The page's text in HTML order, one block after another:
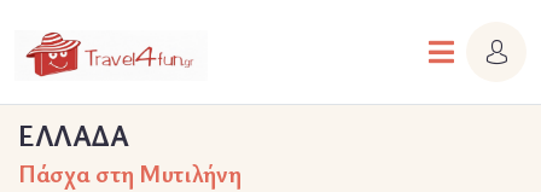
ΕΛΛΑΔΑ
Πάσχα στη Μυτιλήνη